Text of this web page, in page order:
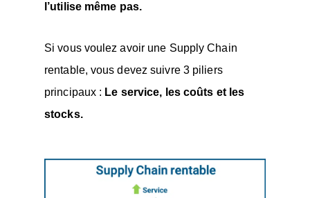
l’utilise même pas.
Si vous voulez avoir une Supply Chain
rentable, vous devez suivre 3 piliers
principaux : Le service, les coûts et les
stocks.